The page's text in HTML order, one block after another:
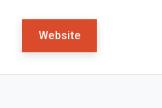
Website